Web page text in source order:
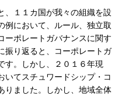
、１１カ国が我々の組織を設
例において、ルール、独立取
ーポレートガバナンスに関す
振り返ると、コーポレートガ
す。しかし、２０１６年現
いてスチュワードシップ・コ
りました。しかし、地域全体